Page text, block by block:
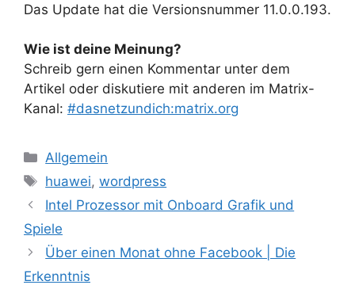
Das Update hat die Versionsnummer 11.0.0.193.
Wie ist deine Meinung?
Schreib gern einen Kommentar unter dem
Artikel oder diskutiere mit anderen im Matrix-
Kanal: #dasnetzundich:matrix.org
Kategorien
Allgemein
Schlagwörter
huawei,wordpress
Intel Prozessor mit Onboard Grafik und
Spiele
Über einen Monat ohne Facebook | Die
Erkenntnis